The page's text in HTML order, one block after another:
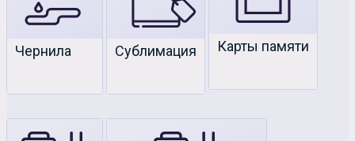
Скидки распространяются на все
группы товаров
подробнее
Чернила Сублимация Карты памяти